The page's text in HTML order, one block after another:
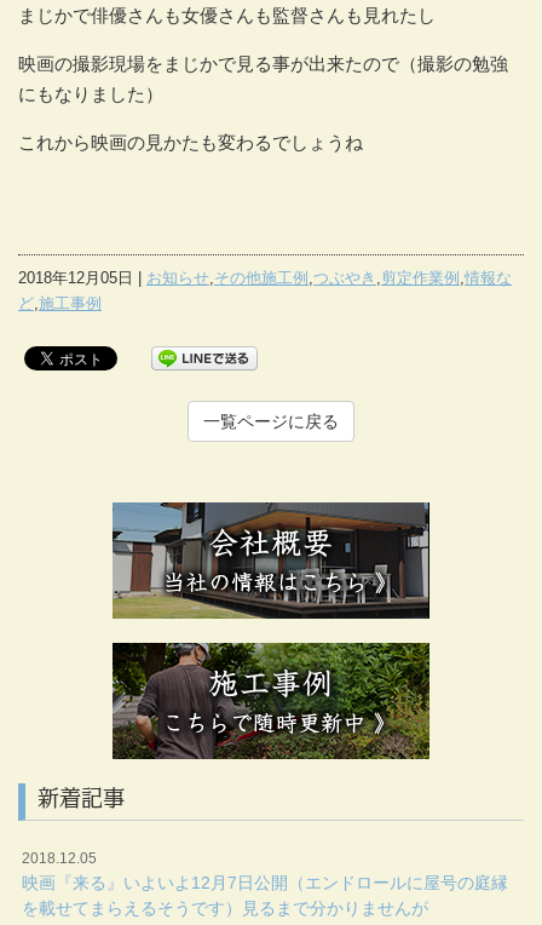
まじかで俳優さんも女優さんも監督さんも見れたし
映画の撮影現場をまじかで見る事が出来たので（撮影の勉強
にもなりました）
これから映画の見かたも変わるでしょうね
2018年12月05日 | お知らせ その他施工例 つぶやき 剪定作業例 情報な
ど 施工事例
一覧ページに戻る
新着記事
2018.12.05
映画『来る』いよいよ12月7日公開（エンドロールに屋号の庭縁
を載せてまらえるそうです）見るまで分かりませんが